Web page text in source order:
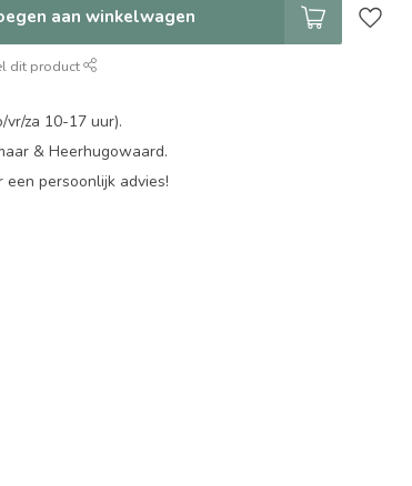
aan winkelwagen
dit product
za 10-17 uur).
& Heerhugowaard.
persoonlijk advies!